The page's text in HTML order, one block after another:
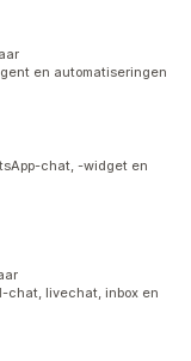
en automatiseringen
chat, -widget en
chat, livechat, inbox en